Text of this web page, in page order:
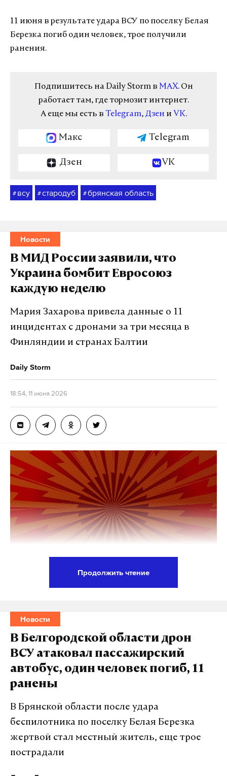
11 июня в результате удара ВСУ по поселку Белая
Березка погиб один человек, трое получили
ранения.
Подпишитесь на Daily Storm в MAX. Он
работает там, где тормозит интернет.
А еще мы есть в Telegram, Дзен и VK.
Макс Telegram
Дзен VK
# всу #стародуб #брянская область
Новости
В МИД России заявили, что
Украина бомбит Евросоюз
каждую неделю
Мария Захарова привела данные о 11
инцидентах с дронами за три месяца в
Финляндии и странах Балтии
Daily Storm
18:54, 11 июня 2026
заявила официальный представитель МИД РФ
Мария Захарова.
Она привела в пример падение дрона рядом с
озером Лависас на юге Литвы 23 марта, залет
беспилотника на территорию Латвии 25 марта и
падение двух БПЛА в Финляндии 29 марта.
«11 подтвержденных инцидентов [
с
украинскими дронами] за три месяца. Если
называть вещи своими именами, то каждую
Продолжить чтение
Новости
В Белгородской области дрон
ВСУ атаковал пассажирский
автобус, один человек погиб, 11
ранены
В Брянской области после удара
беспилотника по поселку Белая Березка
жертвой стал местный житель, еще трое
пострадали